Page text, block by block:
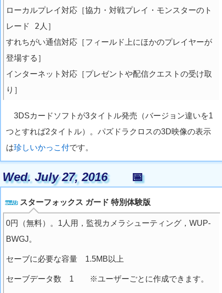
ローカルプレイ対応［協力・対戦プレイ・モンスターのト
レード 2人］
すれちがい通信対応［フィールド上にほかのプレイヤーが
登場する］
インターネット対応［プレゼントや配信クエストの受け取
り］
3DSカードソフトが3タイトル発売（バージョン違いを1
つとすれば2タイトル）。パズドラクロスの3D映像の表示
は珍しいかっこ付です。
Wed. July 27, 2016📅
スターフォックス ガード 特別体験版
0円（無料）。1人用，監視カメラシューティング，WUP-
BWGJ。
セーブに必要な容量 1.5MB以上
セーブデータ数 1 ※ユーザーごとに作成できます。